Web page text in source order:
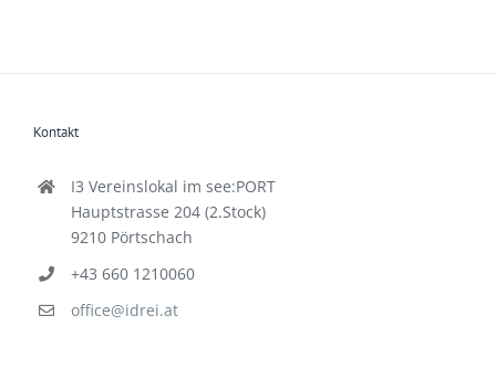
Kontakt
I3 Vereinslokal im see:PORT
Hauptstrasse 204 (2.Stock)
9210 Pörtschach
+43 660 1210060
office@idrei.at